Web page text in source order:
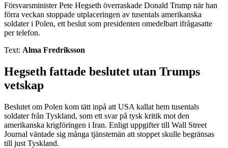
Försvarsminister Pete Hegseth överraskade Donald Trump när han
förra veckan stoppade utplaceringen av tusentals amerikanska
soldater i Polen, ett beslut som presidenten omedelbart ifrågasatte
per telefon.
Text: Alma Fredriksson
Hegseth fattade beslutet utan Trumps
vetskap
Beslutet om Polen kom tätt inpå att USA kallat hem tusentals
soldater från Tyskland, som ett svar på tysk kritik mot den
amerikanska krigföringen i Iran. Enligt uppgifter till Wall Street
Journal väntade sig många tjänstemän att stoppet skulle begränsas
till just Tyskland.